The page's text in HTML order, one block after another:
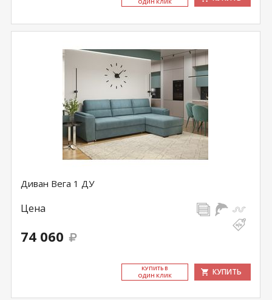
Диван Вега 1 ДУ
Цена
74 060
КУ­ПИТЬ В
ОДИН КЛИК
КУПИТЬ